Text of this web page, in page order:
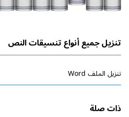
تنزيل جميع أنواع تنسيقات النص
تنزیل الملف Word
ذات صلة